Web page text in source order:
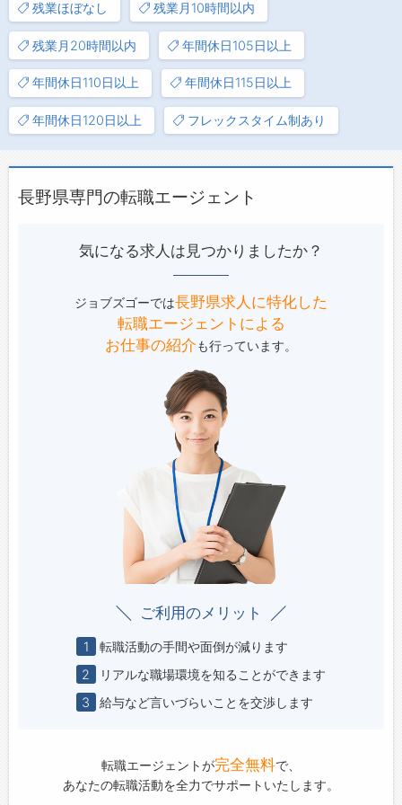
残業ほぼなし 残業月10時間以内
残業月20時間以内 年間休日105日以上
年間休日110日以上 年間休日115日以上
年間休日120日以上 フレックスタイム制あり
長野県専門の転職エージェント
気になる求人は見つかりましたか？
ジョブズゴーでは長野県求人に特化した
転職エージェントによる
お仕事の紹介も行っています。
ご利用のメリット
1
転職活動の手間や面倒が減ります
2
リアルな職場環境を知ることができます
3
給与など言いづらいことを交渉します
転職エージェントが完全無料で、
あなたの転職活動を全力でサポートいたします。